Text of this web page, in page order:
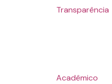
Transparência
Acadêmico